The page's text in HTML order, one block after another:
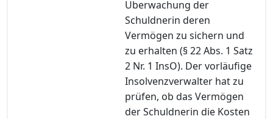
Überwachung der
Schuldnerin deren
Vermögen zu sichern und
zu erhalten (§ 22 Abs. 1 Satz
2 Nr. 1 InsO). Der vorläufige
Insolvenzverwalter hat zu
prüfen, ob das Vermögen
der Schuldnerin die Kosten